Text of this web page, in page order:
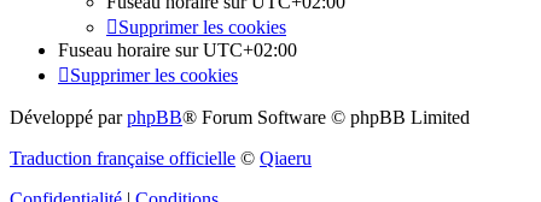
Supprimer les cookies
Fuseau horaire surUTC+02:00
Supprimer les cookies
Développé parphpBB® Forum Software © phpBB Limited
Traduction française officielle © Qiaeru